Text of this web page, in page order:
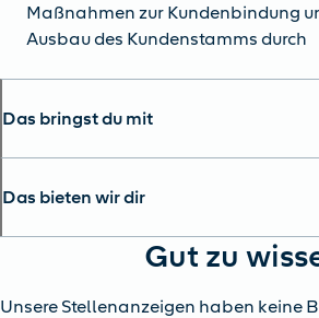
Maßnahmen zur Kundenbindung
Ausbau des Kundenstamms durch
Das bringst du mit
Das bieten wir dir
Gut zu
Unsere Stellenanzeigen haben keine